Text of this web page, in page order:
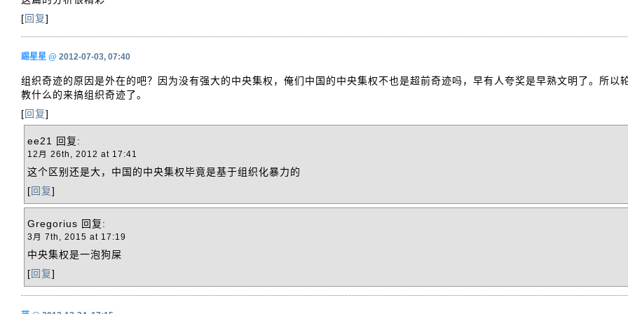
[回复]
踢星星 @ 2012-07-03, 07:40
组织奇迹的原因是外在的吧？因为没有强大的中央集权，俺们中国的中央集权不也是超前奇迹吗，早有人夸奖是早熟文明了。所以
教什么的来搞组织奇迹了。
[回复]
ee21 回复:
12月 26th, 2012 at 17:41
这个区别还是大，中国的中央集权毕竟是基于组织化暴力的
[回复]
Gregorius 回复:
3月 7th, 2015 at 17:19
中央集权是一泡狗屎
[回复]